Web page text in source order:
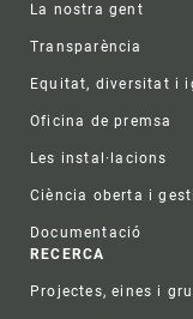
La nostra gent
Transparència
Equitat, diversitat i
Oficina de premsa
Les instal·lacions
Ciència oberta i
Documentació
RECERCA
Projectes, eines i